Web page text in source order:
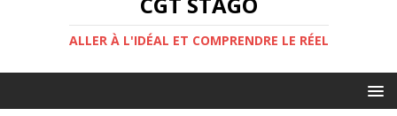
ALLER À L'IDÉAL ET COMPRENDRE LE RÉEL